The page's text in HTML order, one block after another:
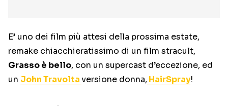
E’ uno dei film più attesi della prossima estate,
remake chiacchieratissimo di un film stracult,
Grasso è bello, con un supercast d’eccezione, ed
un John Travoltaversione donna, HairSpray!